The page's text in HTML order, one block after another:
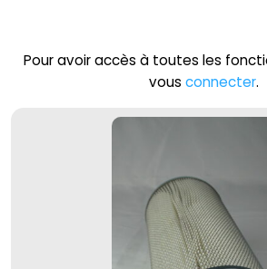
Pour avoir accès à toutes les
vous connecter.